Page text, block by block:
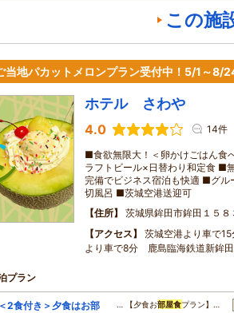
この施
当地パカットメロンプラン受付中！5/1～8/
ホテル さわや
4.0 14件
■食欲無限大！＜卵かけごはん食
ラフトビール×日替わり和定食 ■
完備でビジネス宿泊も快適 ■グル
切風呂 ■茨城空港送迎可
住所
茨城県鉾田市鉾田１５
アクセス
茨城空港より車で
より車で8分 鹿島臨海鉄道新鉾
プラン
2食付き＞夕食はお部
… 【夕食お部屋食プラン】…